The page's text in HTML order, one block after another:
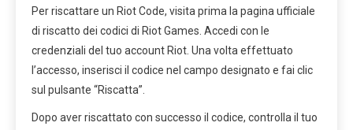
Per riscattare un Riot Code, visita prima la pagina ufficiale
di riscatto dei codici di Riot Games. Accedi con le
credenziali del tuo account Riot. Una volta effettuato
l’accesso, inserisci il codice nel campo designato e fai clic
sul pulsante “Riscatta”.
Dopo aver riscattato con successo il codice, controlla il tuo